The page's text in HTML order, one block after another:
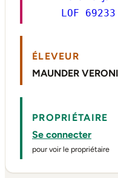
LOF 69233
ÉLEVEUR
MAUNDER
PROPRIÉTAIRE
Se connecter
pour voir le propriétaire